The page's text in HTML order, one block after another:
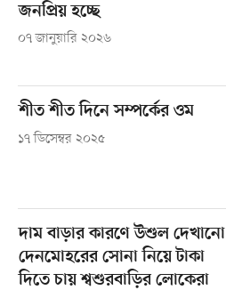
জনপ্রিয় হচ্ছে
০৭ জানুয়ারি ২০২৬
শীত শীত দিনে সম্পর্কের ওম
১৭ ডিসেম্বর ২০২৫
দাম বাড়ার কারণে উশুল দেখানো
দেনমোহরের সোনা নিয়ে টাকা
দিতে চায় শ্বশুরবাড়ির লোকেরা